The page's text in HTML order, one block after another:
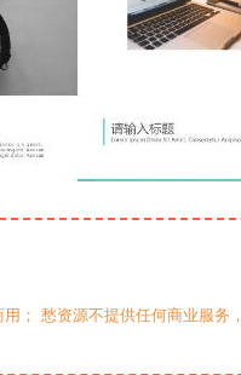
； 愁资源不提供任何商业服务